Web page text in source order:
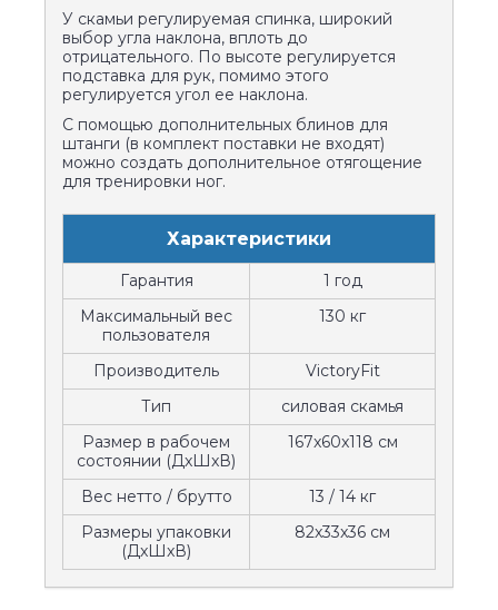
У скамьи регулируемая спинка, широкий
выбор угла наклона, вплоть до
отрицательного. По высоте регулируется
подставка для рук, помимо этого
регулируется угол ее наклона.
С помощью дополнительных блинов для
штанги (в комплект поставки не входят)
можно создать дополнительное отягощение
для тренировки ног.
Характеристики
Гарантия
1 год
Максимальный вес
пользователя
130 кг
Производитель
VictoryFit
Тип
силовая скамья
Размер в рабочем
состоянии (ДxШxВ)
167x60x118 см
Вес нетто / брутто
13 / 14 кг
Размеры упаковки
(ДxШxВ)
82x33x36 см